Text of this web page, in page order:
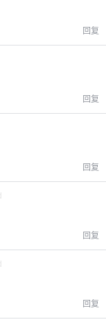
回复
回复
回复
回复
回复